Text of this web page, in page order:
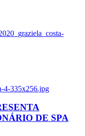
4-335x256.jpg
DE SPA